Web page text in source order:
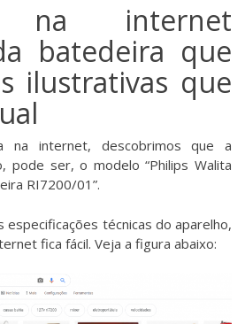
na internet
batedeira que
ilustrativas que
na internet, descobrimos que a
pode ser, o modelo “Philips Walita
RI7200/01”.
especificações técnicas do aparelho,
fica fácil. Veja a figura abaixo: